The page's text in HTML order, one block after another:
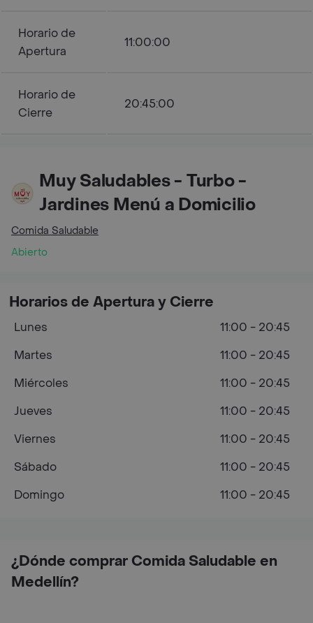
Horario de
Apertura
11:00:00
Horario de
Cierre
20:45:00
Muy Saludables - Turbo -
Jardines Menú a Domicilio
Comida Saludable
Abierto
¿Dónde comprar Comida Saludable en
Medellín?
Horarios de Apertura y Cierre
Lunes
11:00 - 20:45
Martes
11:00 - 20:45
Miércoles
11:00 - 20:45
Jueves
11:00 - 20:45
Viernes
11:00 - 20:45
Sábado
11:00 - 20:45
Domingo
11:00 - 20:45